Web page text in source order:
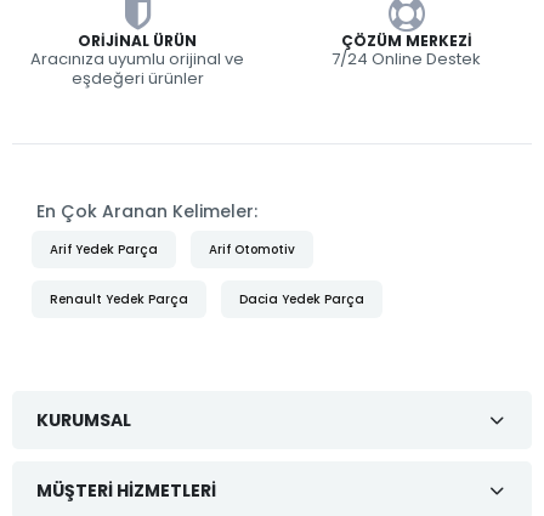
ORIJINAL ÜRÜN
Aracınıza uyumlu orijinal ve
eşdeğeri ürünler
ÇÖZÜM MERKEZI
7/24 Online Destek
En Çok Aranan Kelimeler:
Arif Yedek Parça Arif Otomotiv
Renault Yedek Parça Dacia Yedek Parça
KURUMSAL
MÜŞTERI HIZMETLERI